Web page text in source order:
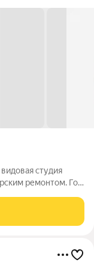
студия
ремонтом. Год
все мебель и